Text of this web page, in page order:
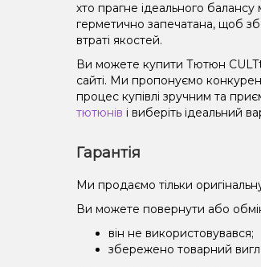
хто прагне ідеального
герметично запечатана, щоб
втраті якостей.
Ви можете купити Тютюн
сайті. Ми пропонуємо
процес купівлі зручним та
тютюнів і виберіть ідеальний
Гарантія
Ми продаємо тільки
Ви можете повернути або
він не використовувався;
збережено товарний